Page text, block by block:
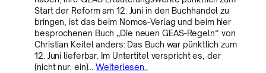
Start der Reform am 12. Juni in den Buchhandel zu
bringen, ist das beim Nomos-Verlag und beim hier
besprochenen Buch „Die neuen GEAS-Regeln“ von
Christian Keitel anders: Das Buch war pünktlich zum
12. Juni lieferbar. Im Untertitel verspricht es, der
(nicht nur: ein)…Weiterlesen..